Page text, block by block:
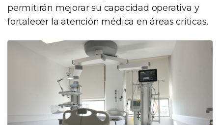
permitirán mejorar su capacidad operativa y
fortalecer la atención médica en áreas críticas.